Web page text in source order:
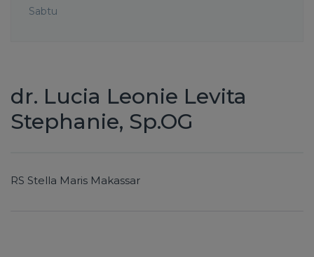
Sabtu
dr. Lucia Leonie Levita
Stephanie, Sp.OG
RS Stella Maris Makassar